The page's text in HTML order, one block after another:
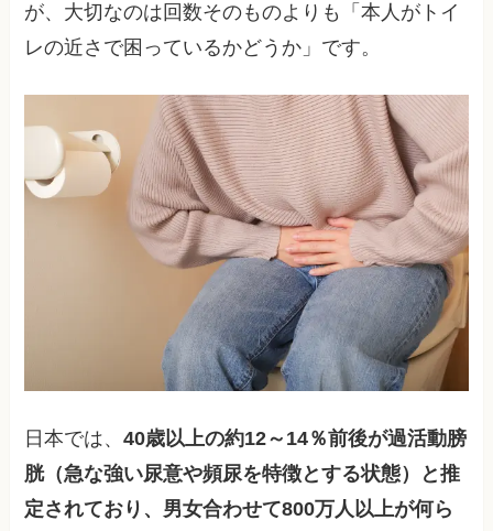
が、大切なのは回数そのものよりも「本人がトイ
レの近さで困っているかどうか」です。
日本では、40歳以上の約12～14％前後が過活動膀
胱（急な強い尿意や頻尿を特徴とする状態）と推
定されており、男女合わせて800万人以上が何ら